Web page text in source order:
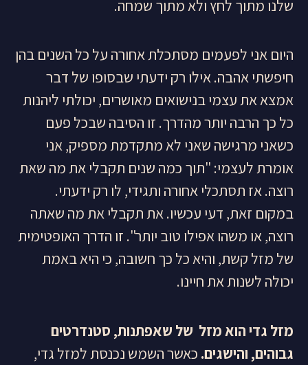
שלנו מתוך לחץ ולא מתוך שמחה.
היום אני לפעמים מסתכלת אחורה על כל השנים בהן
חיפשתי אהבה. אילו רק ידעתי שבסופו של דבר
אמצא את עצמי בנישואים מאושרים, יכולתי ליהנות
כל כך הרבה יותר מהדרך. זו הסיבה שבכל פעם
כשאני מרגישה שאני לא מתקדמת מספיק, אני
אומרת לעצמי: "תוך כמה שנים תקבלי את מה שאת
רוצה. אז תסתכלי אחורה ותגידי, לו רק ידעתי.
במקום זאת, דעי עכשיו. את תקבלי את מה שאתה
רוצה, או משהו אפילו טוב יותר". זו הדרך האופטימית
של מזל קשת, והיא כל כך חשובה, כי היא באמת
יכולה לשנות את חיינו.
מזל גדי הוא מזל של שאפתנות, סטנדרטים
גבוהים, והישגים. כאשר השמש נכנסת למזל גדי,